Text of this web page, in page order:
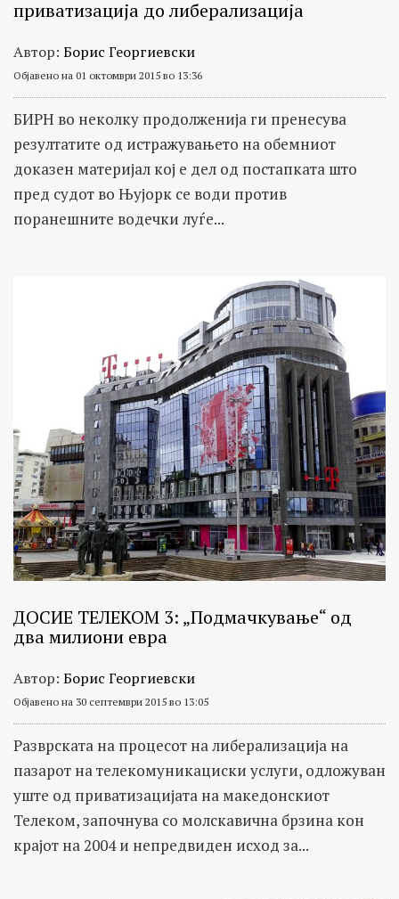
приватизација до либерализација
Автор: Борис Георгиевски
Објавено на 01 октомври 2015 во 13:36
БИРН во неколку продолженија ги пренесува
резултатите од истражувањето на обемниот
доказен материјал кој е дел од постапката што
пред судот во Њујорк се води против
поранешните водечки луѓе...
ДОСИЕ ТЕЛЕКОМ 3: „Подмачкување“ од
два милиони евра
Автор: Борис Георгиевски
Објавено на 30 септември 2015 во 13:05
Разврската на процесот на либерализација на
пазарот на телекомуникациски услуги, одложуван
уште од приватизацијата на македонскиот
Телеком, започнува со молскавична брзина кон
крајот на 2004 и непредвиден исход за...